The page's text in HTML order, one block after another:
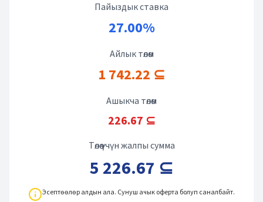
Пайыздык ставка
27.00%
Айлык төлөм
1 742.22 ⊆
Ашыкча төлөм
226.67 ⊆
Төлөө үчүн жалпы сумма
5 226.67 ⊆
Эсептөөлөр алдын ала. Сунуш ачык оферта болуп саналбайт.